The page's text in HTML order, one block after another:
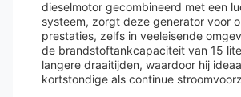
dieselmotor gecombineerd met een
systeem, zorgt deze generator voor
prestaties, zelfs in veeleisende
de brandstoftankcapaciteit van 15
langere draaitijden, waardoor hij
kortstondige als continue